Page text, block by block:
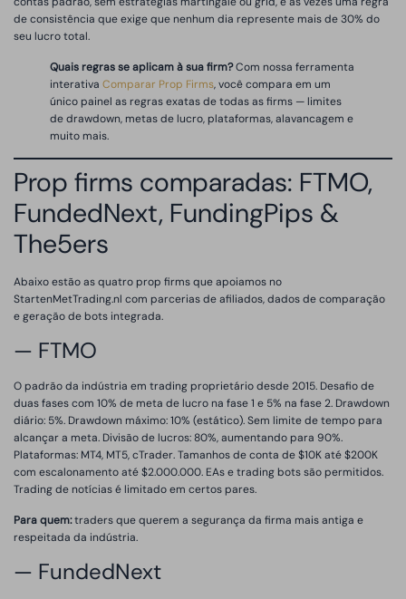
de consistência que exige que nenhum dia represente mais de 30% do
seu lucro total.
Quais regras se aplicam à sua firm?Com nossa ferramenta
interativa Comparar Prop Firms, você compara em um
único painel as regras exatas de todas as firms — limites
de drawdown, metas de lucro, plataformas, alavancagem e
muito mais.
Prop firms comparadas: FTMO,
FundedNext, FundingPips &
The5ers
Abaixo estão as quatro prop firms que apoiamos no
StartenMetTrading.nl com parcerias de afiliados, dados de comparação
e geração de bots integrada.
— FTMO
O padrão da indústria em trading proprietário desde 2015. Desafio de
duas fases com 10% de meta de lucro na fase 1 e 5% na fase 2. Drawdown
diário: 5%. Drawdown máximo: 10% (estático). Sem limite de tempo para
alcançar a meta. Divisão de lucros: 80%, aumentando para 90%.
Plataformas: MT4, MT5, cTrader. Tamanhos de conta de $10K até $200K
com escalonamento até $2.000.000. EAs e trading bots são permitidos.
Trading de notícias é limitado em certos pares.
Para quem:traders que querem a segurança da firma mais antiga e
respeitada da indústria.
— FundedNext